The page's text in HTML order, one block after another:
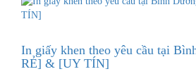
In giấy khen theo yêu cầu tại
RẺ] & [UY TÍN]